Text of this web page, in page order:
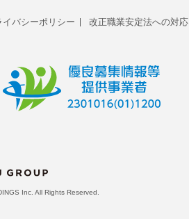
イバシーポリシー 改正職業安定法への対応
Inc. All Rights Reserved.